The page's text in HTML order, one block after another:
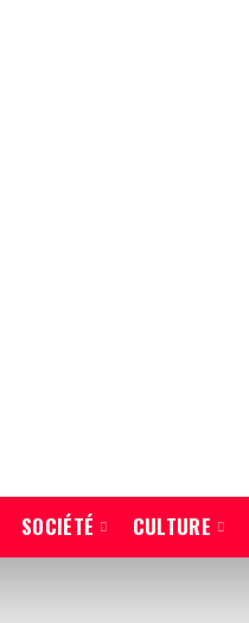
SOCIÉTÉ CULTURE